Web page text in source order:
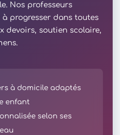
Nos professeurs
progresser dans toutes
devoirs, soutien scolaire,
à domicile adaptés
enfant
selon ses